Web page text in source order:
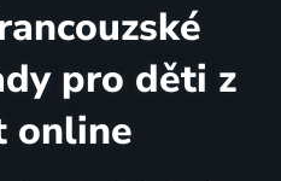
pro děti z
online